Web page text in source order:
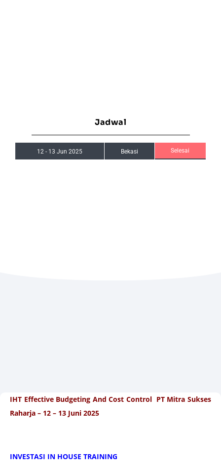
Jadwal
12 - 13 Jun 2025 Bekasi Selesai
IHT Effective Budgeting And Cost Control PT Mitra Sukses
Raharja – 12 – 13 Juni 2025
INVESTASI IN HOUSE TRAINING